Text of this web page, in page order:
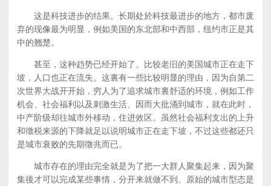
这是科技进步的结果。长期处於科技最进步的地方，都市废
弃的现像最为明显，例如美国的东北部和中西部，纽约市正是其
中的翘楚。
甚至，这种趋势已经开始了。比较老旧的美国城市正在走下
坡，人口也正在流失。这裏有一些比较明显的理由，因为自第二
次世界大战开开始，穷人为了追求城市裏舒适的环境，例如工作
机会、社会福利以及刺激生活、因而大批涌到城市，就在此时，
中产阶级却往城市外移动，住进效区。虽然社会福利支出的上升
和徵税来源的下降就足以说明城市正在走下坡，不过这些都还只
是城市衰败的先期徵兆而已。
城市存在的理由完全就是为了把一大群人聚集起来，因为聚
集後才可以完成某些事情，分开来就做不到。原始的城市型态是